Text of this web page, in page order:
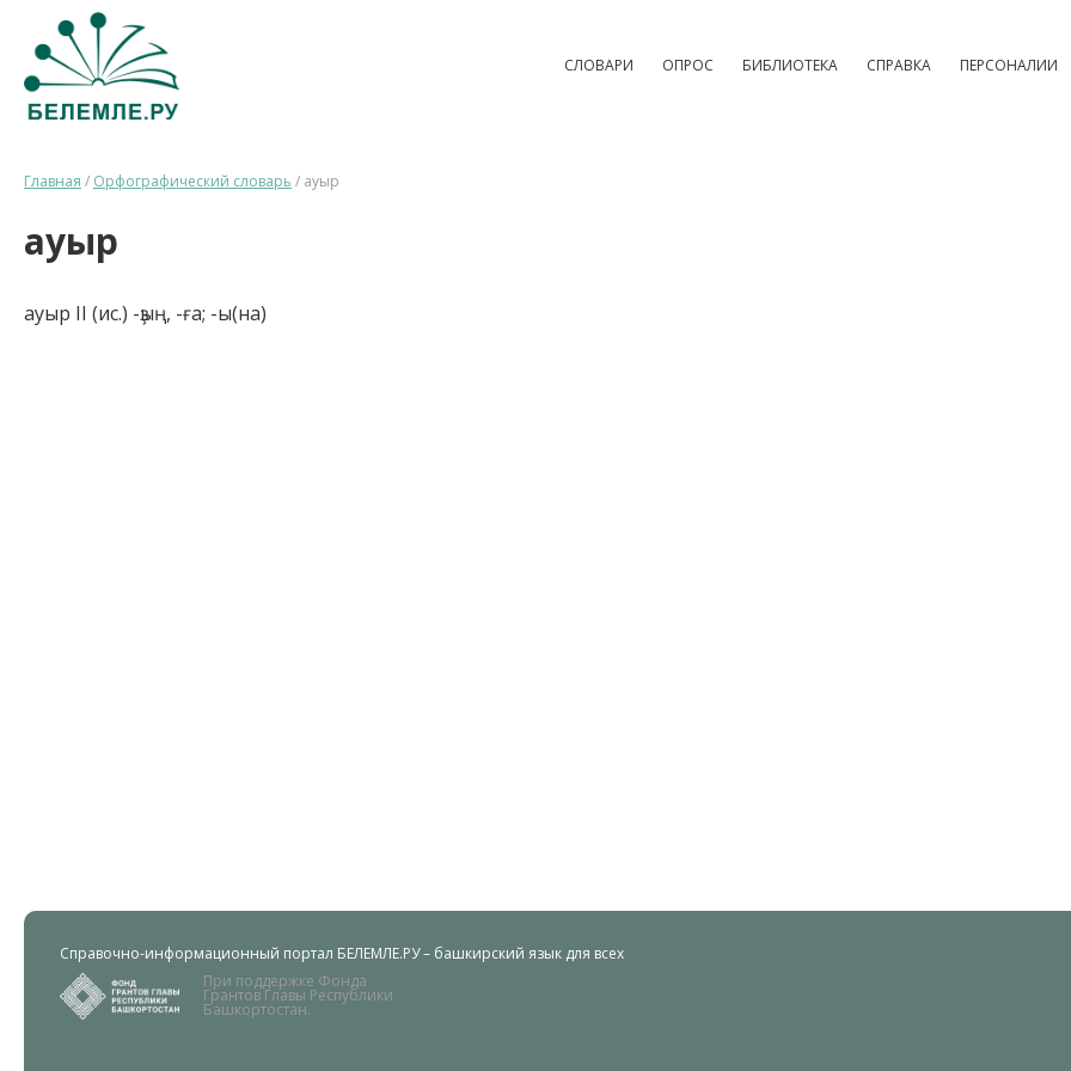
СЛОВАРИ ОПРОС БИБЛИОТЕКА СПРАВКА ПЕРСОНАЛИИ
Главная / Орфографический словарь / ауыр
ауыр
ауыр II (ис.) -ҙың, -ға; -ы(на)
Справочно-информационный портал БЕЛЕМЛЕ.РУ – башкирский язык для всех
При поддержке Фонда
Грантов Главы Республики
Башкортостан.